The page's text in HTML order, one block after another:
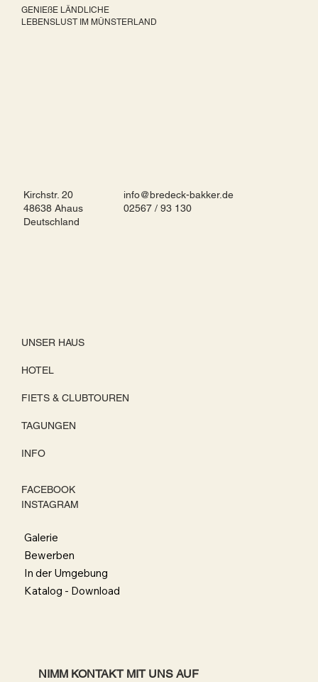
GENIEßE LÄNDLICHE
LEBENSLUST IM MÜNSTERLAND
NIMM KONTAKT MIT UNS AUF
UNSER HAUS
HOTEL
FIETS & CLUBTOUREN
TAGUNGEN
INFO
FACEBOOK
INSTAGRAM
Galerie
Bewerben
In der Umgebung
Katalog - Download
Kirchstr. 20
48638 Ahaus
Deutschland
info@bredeck-bakker.de
02567 / 93 130